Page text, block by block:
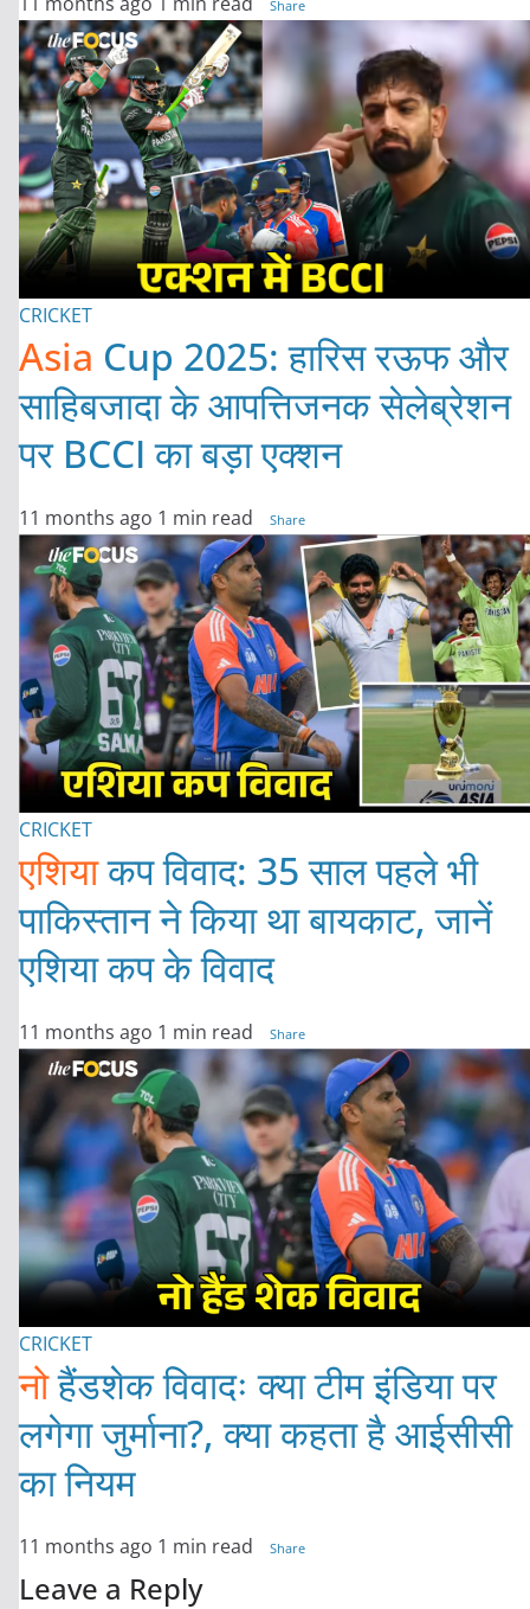
Share
CRICKET
Asia Cup 2025: हारिस रऊफ और
साहिबजादा के आपत्तिजनक सेलेब्रेशन
पर BCCI का बड़ा एक्शन
11 months ago 1 min read Share
CRICKET
एशियाकप विवाद: 35 साल पहले भी
पाकिस्तान ने किया था बायकाट, जानें
एशिया कप के विवाद
11 months ago 1 min read Share
CRICKET
नोहैंडशेक विवादः क्या टीम इंडिया पर
लगेगा जुर्माना?, क्या कहता है आईसीसी
का नियम
11 months ago 1 min read Share
Leave a Reply